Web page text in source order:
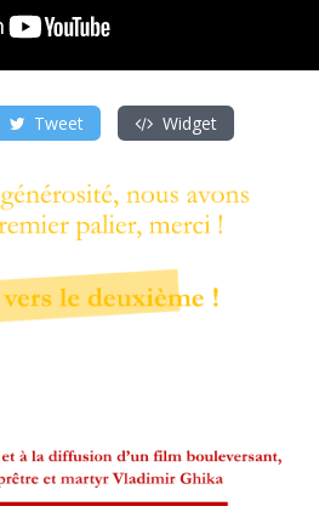
Tweet Widget